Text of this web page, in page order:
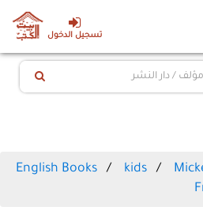
تسجيل الدخول
English Books kids